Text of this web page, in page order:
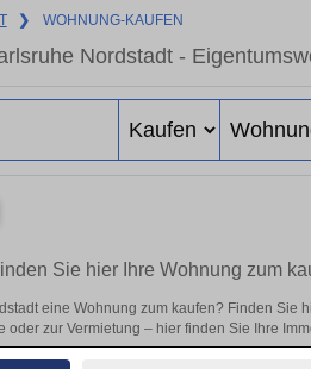
❯ WOHNUNG-KAUFEN
Nordstadt -
Sie hier Ihre Wohnung zum
eine Wohnung zum kaufen? Finden
oder zur Vermietung – hier finden Sie Ihre